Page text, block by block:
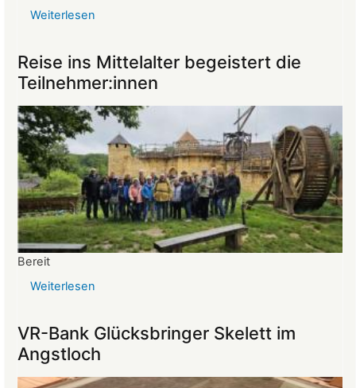
Weiterlesen
Mitgliederversammlung
vom
26.03.2025
Reise ins Mittelalter begeistert die
Teilnehmer:innen
Bereit
Weiterlesen
Mittelalter
begeistert
die
VR-Bank Glücksbringer Skelett im
Angstloch